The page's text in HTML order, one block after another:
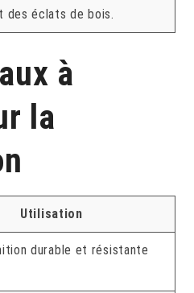
des éclats de bois.
à
la
Utilisation
durable et résistante